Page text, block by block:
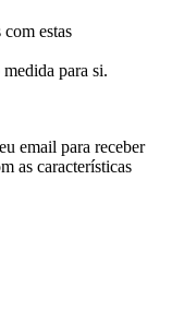
estas
para si.
email para receber
as características